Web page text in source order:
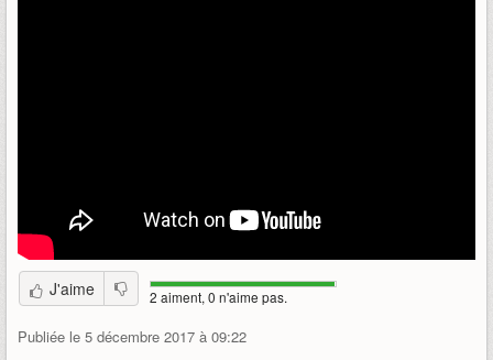
J'aime 2 aiment, 0 n'aime pas.
Publiée le 5 décembre 2017 à 09:22